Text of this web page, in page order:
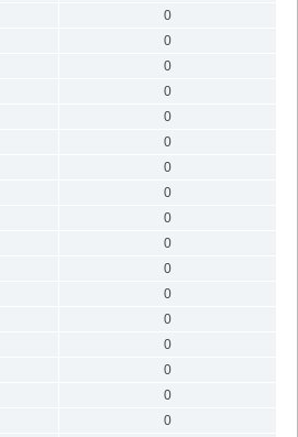
0
0
0
0
0
0
0
0
0
0
0
0
0
0
0
0
0